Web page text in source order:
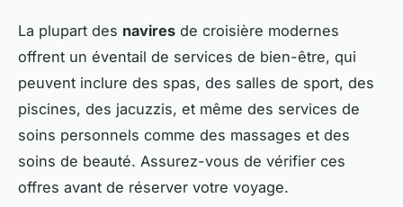
La plupart des navires de croisière modernes
offrent un éventail de services de bien-être, qui
peuvent inclure des spas, des salles de sport, des
piscines, des jacuzzis, et même des services de
soins personnels comme des massages et des
soins de beauté. Assurez-vous de vérifier ces
offres avant de réserver votre voyage.